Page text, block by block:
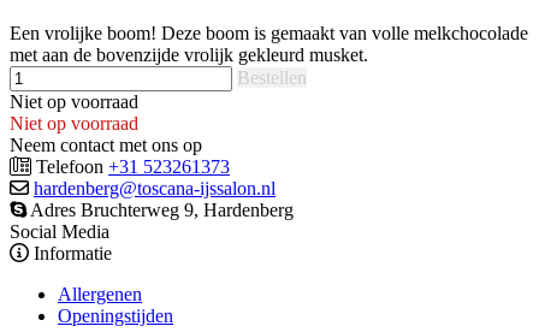
Een vrolijke boom! Deze boom is gemaakt van volle melkchocolade
met aan de bovenzijde vrolijk gekleurd musket.
Bestellen
Niet op voorraad
Niet op voorraad
Neem contact met ons op
Telefoon +31 523261373
hardenberg@toscana-ijssalon.nl
Adres Bruchterweg 9, Hardenberg
Social Media
Informatie
Allergenen
Openingstijden